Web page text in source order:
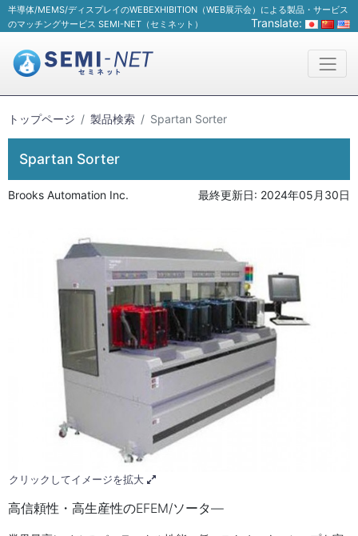
半導体/MEMS/ディスプレイのWEBEXHIBITION（WEB展示会）による製品・サービス
のマッチングサービス SEMI-NET（セミネット）
Translate:
トップページ 製品検索 Spartan Sorter
Spartan Sorter
Brooks Automation Inc. 最終更新日: 2024年05月30日
クリックしてイメージを拡大
高信頼性・高生産性のEFEM/ソータ―